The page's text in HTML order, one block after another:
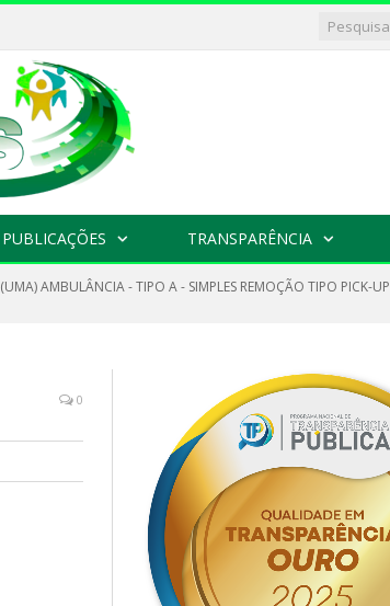
PUBLICAÇÕES TRANSPARÊNCIA
AMBULÂNCIA - TIPO A - SIMPLES REMOÇÃO TIPO PICK-UP
0